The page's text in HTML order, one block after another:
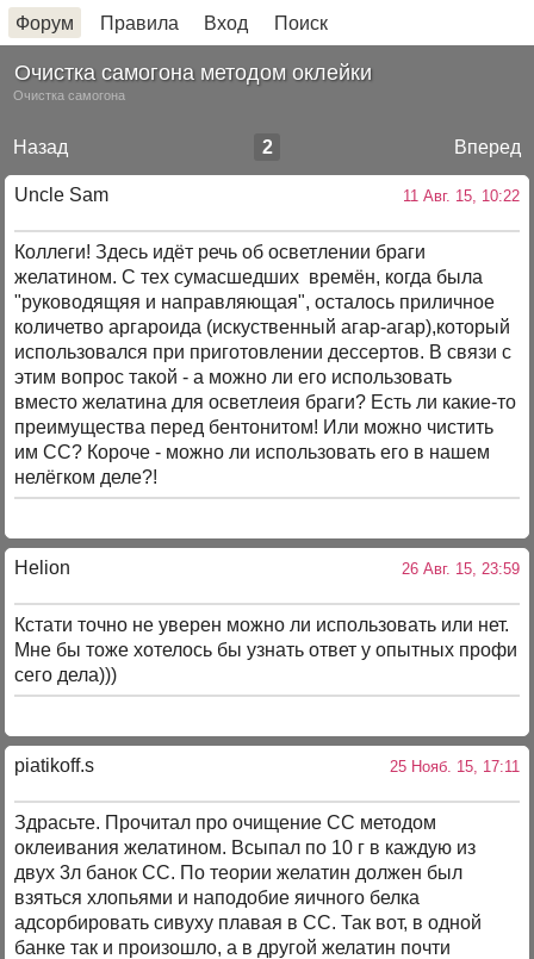
Форум Правила Вход Поиск
Очистка самогона методом оклейки
Очистка самогона
Назад Вперед
2
Uncle Sam 11 Авг. 15, 10:22
Коллеги! Здесь идёт речь об осветлении браги
желатином. С тех сумасшедших времён, когда была
"руководящяя и направляющая", осталось приличное
количетво аргароида (искуственный агар-агар),который
использовался при приготовлении дессертов. В связи с
этим вопрос такой - а можно ли его использовать
вместо желатина для осветлеия браги? Есть ли какие-то
преимущества перед бентонитом! Или можно чистить
им СС? Короче - можно ли использовать его в нашем
нелёгком деле?!
Helion 26 Авг. 15, 23:59
Кстати точно не уверен можно ли использовать или нет.
Мне бы тоже хотелось бы узнать ответ у опытных профи
сего дела)))
piatikoff.s 25 Нояб. 15, 17:11
Здрасьте. Прочитал про очищение СС методом
оклеивания желатином. Всыпал по 10 г в каждую из
двух 3л банок СС. По теории желатин должен был
взяться хлопьями и наподобие яичного белка
адсорбировать сивуху плавая в СС. Так вот, в одной
банке так и произошло, а в другой желатин почти